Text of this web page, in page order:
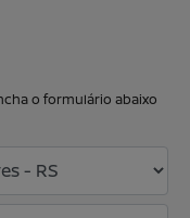
o formulário abaixo